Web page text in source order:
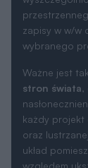
zapisy w w/w
wybranego
Ważne jest
stron świata,
każdy projekt
oraz
układ